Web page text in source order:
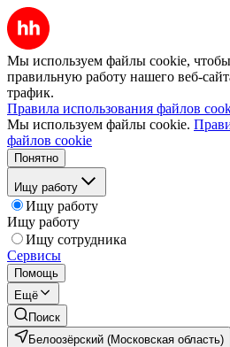
Мы используем файлы cookie, чтобы
правильную работу нашего веб-
трафик.
Правила использования файлов
Мы используем файлы cookie.
файлов cookie
Понятно
Ищу работу
Ищу работу
Ищу работу
Ищу сотрудника
Сервисы
Помощь
Ещё
Поиск
Белоозёрский (Московская область)